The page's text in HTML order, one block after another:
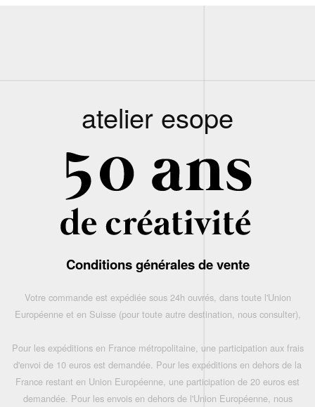
atelier esope
Conditions générales de vente
Votre commande est expédiée sous 24h ouvrés, dans toute l'Union
Européenne et en Suisse (pour toute autre destination, nous consulter),
Pour les expéditions en France métropolitaine, une participation aux frais
d'envoi de 10 euros est demandée. Pour les expéditions en dehors de la
France restant en Union Européenne, une participation de 20 euros est
demandée. Pour les envois en dehors de l'Union Européenne, nous